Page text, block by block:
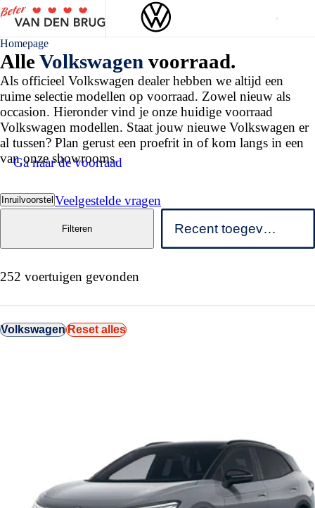
Homepage
AlleVolkswagen voorraad.
Als officieel Volkswagen dealer hebben we altijd een
ruime selectie modellen op voorraad. Zowel nieuw als
occasion. Hieronder vind je onze huidige voorraad
Volkswagen modellen. Staat jouw nieuwe Volkswagen er
al tussen? Plan gerust een proefrit in of kom langs in een
van onze showrooms.
Inruilvoorstel Veelgestelde vragen
Ga naar de voorraad
252 voertuigen gevonden
Filteren
VolkswagenReset alles